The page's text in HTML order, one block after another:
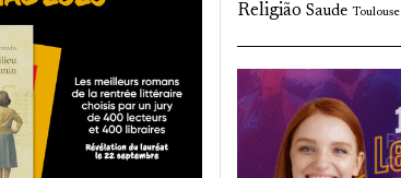
Religião Saude Toulouse